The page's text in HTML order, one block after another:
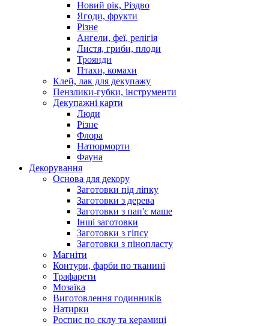
Новий рік, Різдво
Ягоди, фрукти
Різне
Ангели, феї, релігія
Листя, гриби, плоди
Троянди
Птахи, комахи
Клей, лак для декупажу
Пензлики-губки, інструменти
Декупажні карти
Люди
Різне
Флора
Натюрморти
Фауна
Декорування
Основа для декору
Заготовки під ліпку
Заготовки з дерева
Заготовки з пап'є маше
Інші заготовки
Заготовки з гіпсу
Заготовки з пінопласту
Магніти
Контури, фарби по тканині
Трафарети
Мозаїка
Виготовлення годинників
Натирки
Роспис по склу та керамиці